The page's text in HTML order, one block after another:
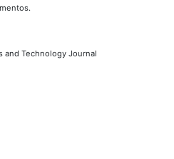
and Technology Journal